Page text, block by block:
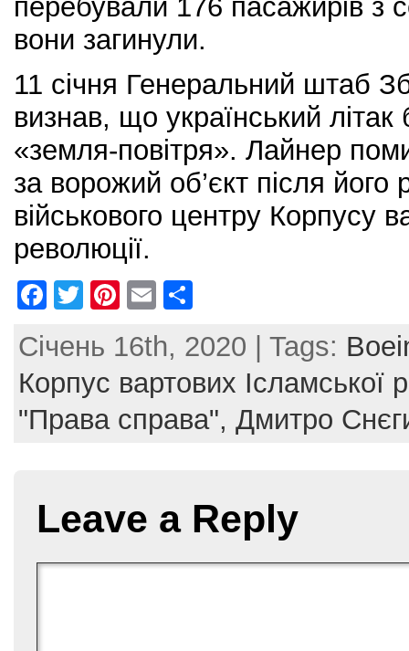
перебували 176 пасажирів з
вони загинули.
11 січня Генеральний штаб
визнав, що український
«земля-повітря». Лайнер
за ворожий об’єкт після його
військового центру Корпусу
революції.
F
c
e
b
o
T
itt
er
Pi
er
e
st
E
ai
l
ar
e
Січень 16th, 2020 | Tags:
Корпус вартових Ісламської
"Права справа", Дмитро
Leave a Reply